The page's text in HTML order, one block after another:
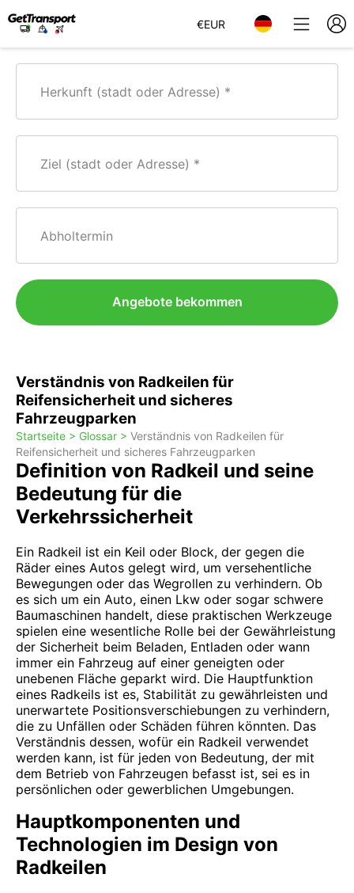
€EUR
Herkunft (stadt oder Adresse)
Ziel (stadt oder Adresse)
Abholtermin
Angebote bekommen
Verständnis von Radkeilen für
Reifensicherheit und sicheres
Fahrzeugparken
Startseite > Glossar > Verständnis von Radkeilen für
Reifensicherheit und sicheres Fahrzeugparken
Definition von Radkeil und seine
Bedeutung für die
Verkehrssicherheit
Ein Radkeil ist ein Keil oder Block, der gegen die
Räder eines Autos gelegt wird, um versehentliche
Bewegungen oder das Wegrollen zu verhindern. Ob
es sich um ein Auto, einen Lkw oder sogar schwere
Baumaschinen handelt, diese praktischen Werkzeuge
spielen eine wesentliche Rolle bei der Gewährleistung
der Sicherheit beim Beladen, Entladen oder wann
immer ein Fahrzeug auf einer geneigten oder
unebenen Fläche geparkt wird. Die Hauptfunktion
eines Radkeils ist es, Stabilität zu gewährleisten und
unerwartete Positionsverschiebungen zu verhindern,
die zu Unfällen oder Schäden führen könnten. Das
Verständnis dessen, wofür ein Radkeil verwendet
werden kann, ist für jeden von Bedeutung, der mit
dem Betrieb von Fahrzeugen befasst ist, sei es in
persönlichen oder gewerblichen Umgebungen.
Hauptkomponenten und
Technologien im Design von
Radkeilen